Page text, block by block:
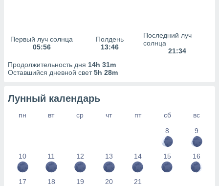
Первый луч солнца
05:56
Полдень
13:46
Последний луч
солнца
21:34
Продолжительность дня 14h 31m
Оставшийся дневной свет5h 28m
Лунный календарь
пн вт ср чт пт сб
вс
8
9
10 11 12 13 14 15 16
17 18 19 20 21